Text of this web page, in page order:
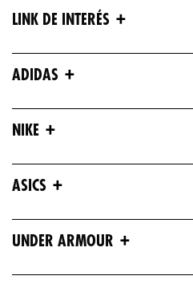
LINK DE INTERÉS +
ADIDAS +
NIKE +
ASICS +
UNDER ARMOUR +